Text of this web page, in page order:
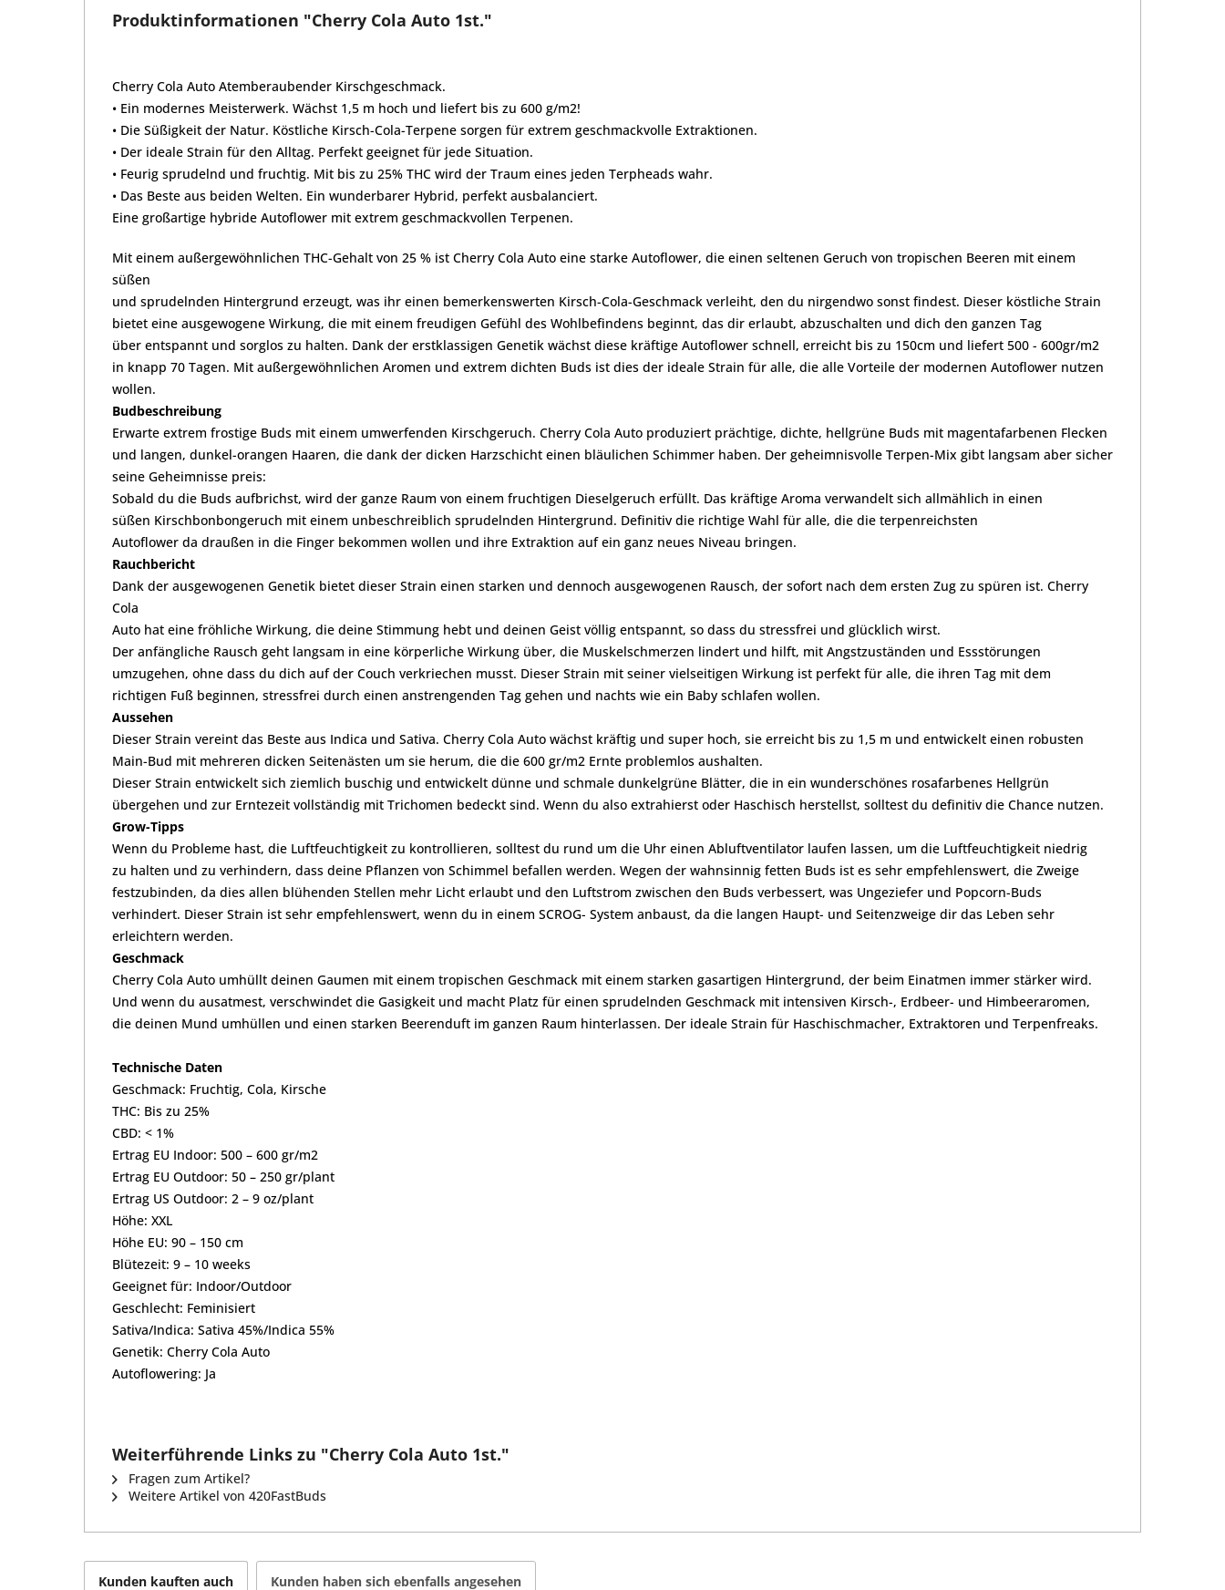
Produktinformationen "Cherry Cola Auto 1st."
Cherry Cola Auto Atemberaubender Kirschgeschmack.
• Ein modernes Meisterwerk. Wächst 1,5 m hoch und liefert bis zu 600 g/m2!
• Die Süßigkeit der Natur. Köstliche Kirsch-Cola-Terpene sorgen für extrem geschmackvolle Extraktionen.
• Der ideale Strain für den Alltag. Perfekt geeignet für jede Situation.
• Feurig sprudelnd und fruchtig. Mit bis zu 25% THC wird der Traum eines jeden Terpheads wahr.
• Das Beste aus beiden Welten. Ein wunderbarer Hybrid, perfekt ausbalanciert.
Eine großartige hybride Autoflower mit extrem geschmackvollen Terpenen.
Mit einem außergewöhnlichen THC-Gehalt von 25 % ist Cherry Cola Auto eine starke Autoflower, die einen seltenen Geruch von tropischen Beeren mit einem
süßen
und sprudelnden Hintergrund erzeugt, was ihr einen bemerkenswerten Kirsch-Cola-Geschmack verleiht, den du nirgendwo sonst findest. Dieser köstliche Strain
bietet eine ausgewogene Wirkung, die mit einem freudigen Gefühl des Wohlbefindens beginnt, das dir erlaubt, abzuschalten und dich den ganzen Tag
über entspannt und sorglos zu halten. Dank der erstklassigen Genetik wächst diese kräftige Autoflower schnell, erreicht bis zu 150cm und liefert 500 - 600gr/m2
in knapp 70 Tagen. Mit außergewöhnlichen Aromen und extrem dichten Buds ist dies der ideale Strain für alle, die alle Vorteile der modernen Autoflower nutzen
wollen.
Budbeschreibung
Erwarte extrem frostige Buds mit einem umwerfenden Kirschgeruch. Cherry Cola Auto produziert prächtige, dichte, hellgrüne Buds mit magentafarbenen Flecken
und langen, dunkel-orangen Haaren, die dank der dicken Harzschicht einen bläulichen Schimmer haben. Der geheimnisvolle Terpen-Mix gibt langsam aber sicher
seine Geheimnisse preis:
Sobald du die Buds aufbrichst, wird der ganze Raum von einem fruchtigen Dieselgeruch erfüllt. Das kräftige Aroma verwandelt sich allmählich in einen
süßen Kirschbonbongeruch mit einem unbeschreiblich sprudelnden Hintergrund. Definitiv die richtige Wahl für alle, die die terpenreichsten
Autoflower da draußen in die Finger bekommen wollen und ihre Extraktion auf ein ganz neues Niveau bringen.
Rauchbericht
Dank der ausgewogenen Genetik bietet dieser Strain einen starken und dennoch ausgewogenen Rausch, der sofort nach dem ersten Zug zu spüren ist. Cherry
Cola
Auto hat eine fröhliche Wirkung, die deine Stimmung hebt und deinen Geist völlig entspannt, so dass du stressfrei und glücklich wirst.
Der anfängliche Rausch geht langsam in eine körperliche Wirkung über, die Muskelschmerzen lindert und hilft, mit Angstzuständen und Essstörungen
umzugehen, ohne dass du dich auf der Couch verkriechen musst. Dieser Strain mit seiner vielseitigen Wirkung ist perfekt für alle, die ihren Tag mit dem
richtigen Fuß beginnen, stressfrei durch einen anstrengenden Tag gehen und nachts wie ein Baby schlafen wollen.
Aussehen
Dieser Strain vereint das Beste aus Indica und Sativa. Cherry Cola Auto wächst kräftig und super hoch, sie erreicht bis zu 1,5 m und entwickelt einen robusten
Main-Bud mit mehreren dicken Seitenästen um sie herum, die die 600 gr/m2 Ernte problemlos aushalten.
Dieser Strain entwickelt sich ziemlich buschig und entwickelt dünne und schmale dunkelgrüne Blätter, die in ein wunderschönes rosafarbenes Hellgrün
übergehen und zur Erntezeit vollständig mit Trichomen bedeckt sind. Wenn du also extrahierst oder Haschisch herstellst, solltest du definitiv die Chance nutzen.
Grow-Tipps
Wenn du Probleme hast, die Luftfeuchtigkeit zu kontrollieren, solltest du rund um die Uhr einen Abluftventilator laufen lassen, um die Luftfeuchtigkeit niedrig
zu halten und zu verhindern, dass deine Pflanzen von Schimmel befallen werden. Wegen der wahnsinnig fetten Buds ist es sehr empfehlenswert, die Zweige
festzubinden, da dies allen blühenden Stellen mehr Licht erlaubt und den Luftstrom zwischen den Buds verbessert, was Ungeziefer und Popcorn-Buds
verhindert. Dieser Strain ist sehr empfehlenswert, wenn du in einem SCROG- System anbaust, da die langen Haupt- und Seitenzweige dir das Leben sehr
erleichtern werden.
Geschmack
Cherry Cola Auto umhüllt deinen Gaumen mit einem tropischen Geschmack mit einem starken gasartigen Hintergrund, der beim Einatmen immer stärker wird.
Und wenn du ausatmest, verschwindet die Gasigkeit und macht Platz für einen sprudelnden Geschmack mit intensiven Kirsch-, Erdbeer- und Himbeeraromen,
die deinen Mund umhüllen und einen starken Beerenduft im ganzen Raum hinterlassen. Der ideale Strain für Haschischmacher, Extraktoren und Terpenfreaks.
Technische Daten
Geschmack: Fruchtig, Cola, Kirsche
THC: Bis zu 25%
CBD: < 1%
Ertrag EU Indoor: 500 – 600 gr/m2
Ertrag EU Outdoor: 50 – 250 gr/plant
Ertrag US Outdoor: 2 – 9 oz/plant
Höhe: XXL
Höhe EU: 90 – 150 cm
Blütezeit: 9 – 10 weeks
Geeignet für: Indoor/Outdoor
Geschlecht: Feminisiert
Sativa/Indica: Sativa 45%/Indica 55%
Genetik: Cherry Cola Auto
Autoflowering: Ja
Weiterführende Links zu "Cherry Cola Auto 1st."
Fragen zum Artikel?
Weitere Artikel von 420FastBuds
Kunden kauften auch Kunden haben sich ebenfalls angesehen